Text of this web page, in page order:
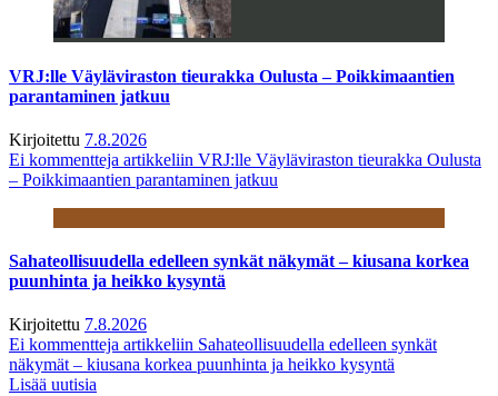
VRJ:lle Väyläviraston tieurakka Oulusta – Poikkimaantien
parantaminen jatkuu
Kirjoitettu 7.8.2026
Ei kommentteja artikkeliin VRJ:lle Väyläviraston tieurakka Oulusta
– Poikkimaantien parantaminen jatkuu
Sahateollisuudella edelleen synkät näkymät – kiusana korkea
puunhinta ja heikko kysyntä
Kirjoitettu 7.8.2026
Ei kommentteja artikkeliin Sahateollisuudella edelleen synkät
näkymät – kiusana korkea puunhinta ja heikko kysyntä
Lisää uutisia